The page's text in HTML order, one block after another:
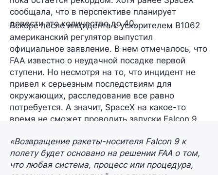
сообщала, что в перспективе планирует
довести это количестводо 40.
Вскоре после инцидента с ускорителем B1062
американский регулятор выпустил
официальное заявление. В нем отмечалось, что
FAA известно о неудачной посадке первой
ступени. Но несмотря на то, что инцидент не
привел к серьезным последствиям для
окружающих, расследование все равно
потребуется. А значит, SpaceX на какое-то
время не сможет проводить запуски Falcon 9.
«Возвращение ракеты-носителя Falcon 9 к
полету будет основано на решении FAA о том,
что любая система, процесс или процедура,